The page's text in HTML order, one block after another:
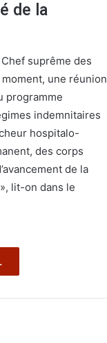
de la
suprême des
une réunion
programme
indemnitaires
hospitalo-
des corps
de la
lit-on dans le